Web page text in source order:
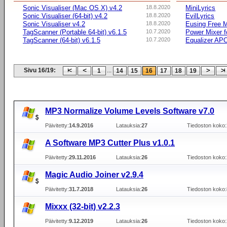
18.8.2020
Sonic Visualiser (Mac OS X) v4.2
18.8.2020
Sonic Visualiser (64-bit) v4.2
18.8.2020
Sonic Visualiser v4.2
10.7.2020
TagScanner (Portable 64-bit) v6.1.5
10.7.2020
TagScanner (64-bit) v6.1.5
MiniLyrics
EvilLyrics
Eusing Free
Power Mixer
Equalizer
Sivu 16/19: 1 ... 14 15 16 17 18 19
MP3 Normalize Volume Levels Software v7.0
Päivitetty:14.9.2016 Latauksia:27 Tiedoston koko:
A Software MP3 Cutter Plus v1.0.1
Päivitetty:29.11.2016 Latauksia:26 Tiedoston koko:
Magic Audio Joiner v2.9.4
Päivitetty:31.7.2018 Latauksia:26 Tiedoston koko:
Mixxx (32-bit) v2.2.3
Päivitetty:9.12.2019 Latauksia:26 Tiedoston koko: